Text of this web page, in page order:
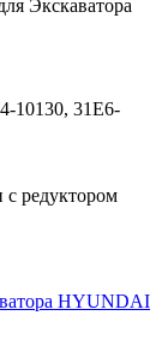
Экскаватора
10130, 31E6-
редуктором